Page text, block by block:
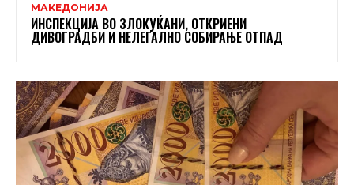
МАКЕДОНИЈА
ИНСПЕКЦИЈА ВО ЗЛОКУЌАНИ, ОТКРИЕНИ
ДИВОГРАДБИ И НЕЛЕГАЛНО СОБИРАЊЕ ОТПАД